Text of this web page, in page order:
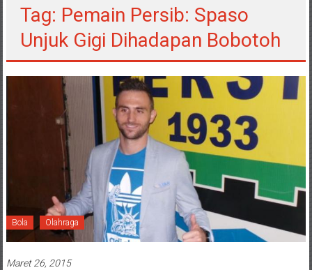
Tag: Pemain Persib: Spaso
Unjuk Gigi Dihadapan Bobotoh
Bola Olahraga
Maret 26, 2015